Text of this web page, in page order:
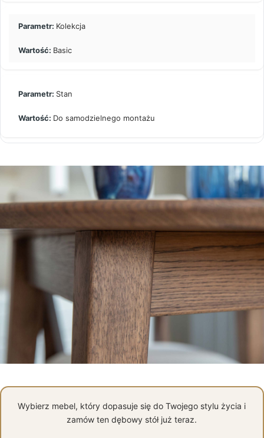
Kolekcja
Basic
Stan
Do samodzielnego montażu
Wybierz mebel, który dopasuje się do Twojego stylu życia i
zamów ten dębowy stół już teraz.